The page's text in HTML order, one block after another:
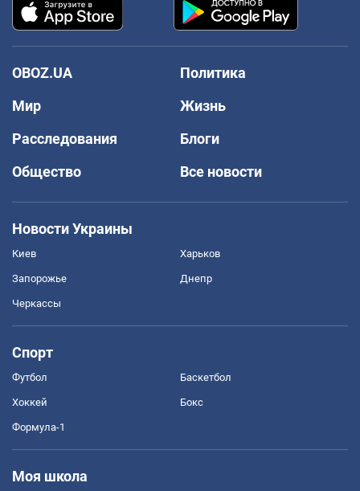
OBOZ.UA
Политика
Мир
Жизнь
Расследования
Блоги
Общество
Все новости
Новости Украины
Киев Харьков
Запорожье Днепр
Черкассы
Спорт
Футбол Баскетбол
Хоккей Бокс
Формула-1
Моя школа